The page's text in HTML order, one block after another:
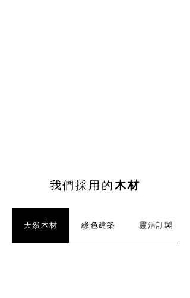
我們採用的木材
天然木材 綠色建築 靈活訂製